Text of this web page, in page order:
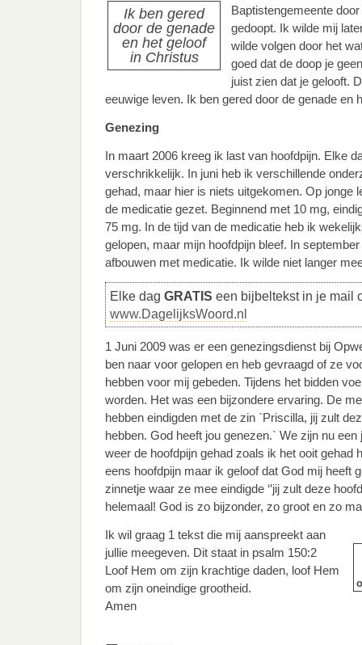
Ik ben gered
door de genade
en het geloof
in Christus
Baptistengemeente
gedoopt. Ik wilde mij
wilde volgen door het
goed dat de doop je
juist zien dat je gelooft.
eeuwige leven. Ik ben gered door de genade en
Genezing
In maart 2006 kreeg ik last van hoofdpijn. Elke
verschrikkelijk. In juni heb ik verschillende
gehad, maar hier is niets uitgekomen. Op jonge
de medicatie gezet. Beginnend met 10 mg,
75 mg. In de tijd van de medicatie heb ik
gelopen, maar mijn hoofdpijn bleef. In
afbouwen met medicatie. Ik wilde niet langer
Elke dag GRATIS een bijbeltekst in je mail
www.DagelijksWoord.nl
1 Juni 2009 was er een genezingsdienst bij
ben naar voor gelopen en heb gevraagd of ze
hebben voor mij gebeden. Tijdens het bidden
worden. Het was een bijzondere ervaring. De
hebben eindigden met de zin `Priscilla, jij zult
hebben. God heeft jou genezen.` We zijn nu
weer de hoofdpijn gehad zoals ik het ooit gehad
eens hoofdpijn maar ik geloof dat God mij heeft
zinnetje waar ze mee eindigde ‘’jij zult deze
helemaal! God is zo bijzonder, zo groot en zo
Ik wil graag 1 tekst die mij aanspreekt aan
jullie meegeven. Dit staat in psalm 150:2
Loof Hem om zijn krachtige daden, loof Hem
om zijn oneindige grootheid.
Amen